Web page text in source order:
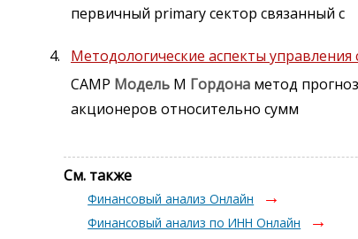
первичный primary сектор связанный с
Методологические аспекты
САМР Модель М Гордона метод
акционеров относительно сумм
См. также
Финансовый анализ Онлайн
Финансовый анализ по ИНН Онлайн